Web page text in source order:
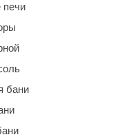
печи
бани